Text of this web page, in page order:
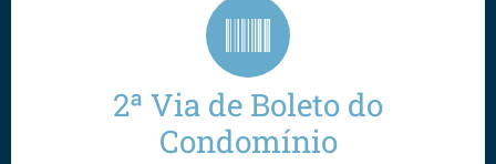
2ª Via de Boleto do
Condomínio